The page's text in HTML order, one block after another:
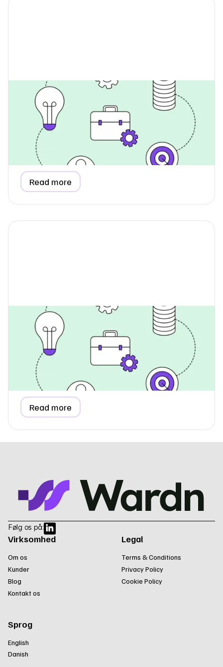
Hvordan indsamler jeg data til
emissionsberegning for
medarbejderpendling?
Lær, hvordan du indsamler præcise data om
medarbejderpendling til din ESG-rapport, forstå hvorfor
det hører til i Scope 3, og se hvordan et enkelt
spørgeskema gør processen nem.
Read more
Hvordan rapporterer jeg
forbrugsdata, når jeg lejer
kontorplads?
Lær, hvordan du rapporterer forbrugsdata for et lejet
kontor, kontorhotel eller coworking space i din ESG-
rapport, herunder metoder til forholdsmæssig fordeling
og fakturabaserede estimater.
Read more
Følg os på:
Virksomhed
Om os
Kunder
Blog
Kontakt os
Legal
Terms & Conditions
Privacy Policy
Cookie Policy
Sprog
English
Danish